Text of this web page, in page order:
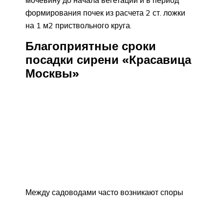
формирования почек из расчета 2 ст. ложки
на 1 м2 приствольного круга.
Благоприятные сроки
посадки сирени «Красавица
Москвы»
Между садоводами часто возникают споры